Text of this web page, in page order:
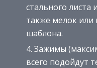
стального листа
также мелок или
шаблона.
Зажимы
всего подойдут